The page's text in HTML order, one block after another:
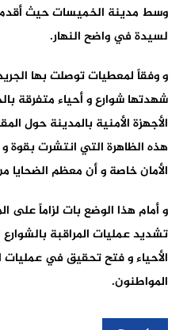
وسط مدينة الخميسات حيث
لسيدة في واضح النهار.
و وفقاً لمعطيات توصلت بها
شهدتها شوارع و أحياء متفرقة
الأجهزة الأمنية بالمدينة حول
هذه الظاهرة التي انتشرت بقوة
الأمان خاصة و أن معظم الضحايا
و أمام هذا الوضع بات لزاماً على
تشديد عمليات المراقبة
الأحياء و فتح تحقيق في
المواطنون.